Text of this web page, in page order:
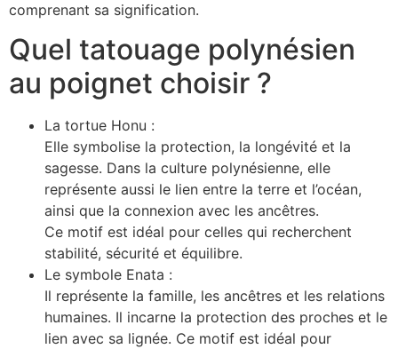
comprenant sa signification.
Quel tatouage polynésien
au poignet choisir ?
La tortue Honu :
Elle symbolise la protection, la longévité et la
sagesse. Dans la culture polynésienne, elle
représente aussi le lien entre la terre et l’océan,
ainsi que la connexion avec les ancêtres.
Ce motif est idéal pour celles qui recherchent
stabilité, sécurité et équilibre.
Le symbole Enata :
Il représente la famille, les ancêtres et les relations
humaines. Il incarne la protection des proches et le
lien avec sa lignée. Ce motif est idéal pour